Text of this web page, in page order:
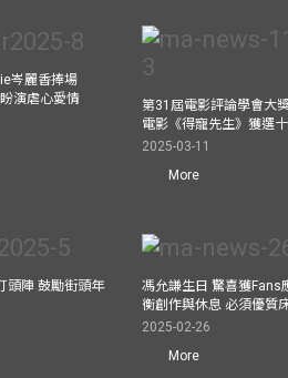
岑麗香捧場
演虐心愛情
第31屆電影評論學會大
電影《得寵先生》獲選
2025-03-11
More
頭陣 鼓勵街頭年
馮允謙生日 驚喜獲Fans
衡創作與休息 必須優質
2025-02-26
More